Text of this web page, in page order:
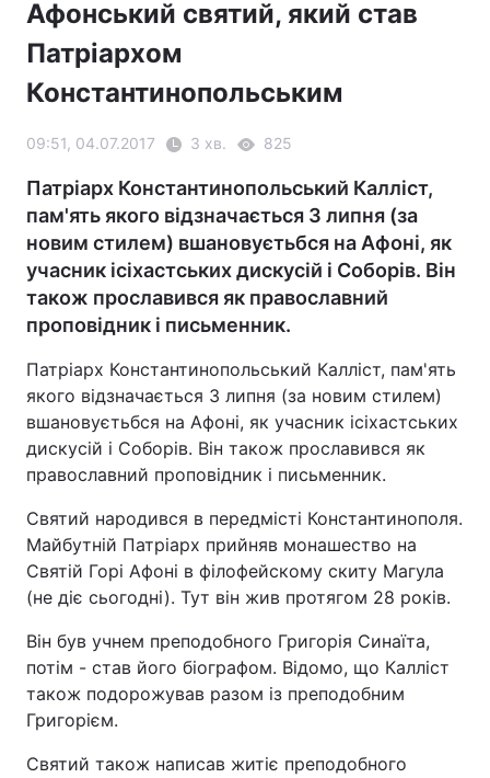
Афонський святий, який став
Патріархом
Константинопольським
09:51, 04.07.2017 3 хв. 825
Патріарх Константинопольський Калліст,
пам'ять якого відзначається 3 липня (за
новим стилем) вшановуєтьбся на Афоні, як
учасник ісіхастських дискусій і Соборів. Він
також прославився як православний
проповідник і письменник.
Патріарх Константинопольський Калліст, пам'ять
якого відзначається 3 липня (за новим стилем)
вшановуєтьбся на Афоні, як учасник ісіхастських
дискусій і Соборів. Він також прославився як
православний проповідник і письменник.
Святий народився в передмісті Константинополя.
Майбутній Патріарх прийняв монашество на
Святій Горі Афоні в філофейскому скиту Магула
(не діє сьогодні). Тут він жив протягом 28 років.
Він був учнем преподобного Григорія Синаїта,
потім - став його біографом. Відомо, що Калліст
також подорожував разом із преподобним
Григорієм.
Святий також написав житіє преподобного